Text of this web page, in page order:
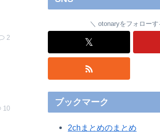
2
10
otonaryをフォローす
𝕏
ブックマーク
2chまとめのまとめ